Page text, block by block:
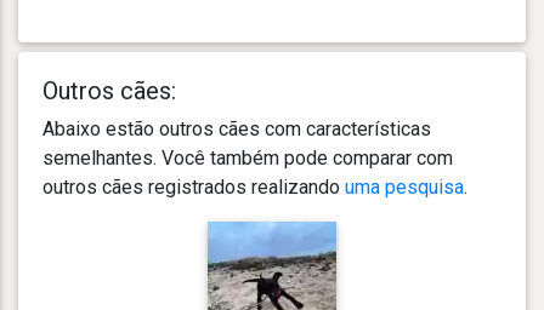
Outros cães:
Abaixo estão outros cães com características
semelhantes. Você também pode comparar com
outros cães registrados realizando uma pesquisa.